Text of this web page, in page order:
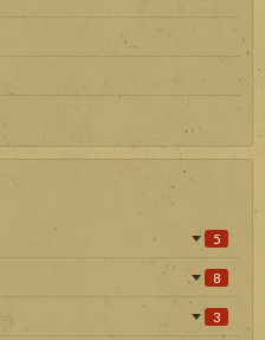
5
8
3